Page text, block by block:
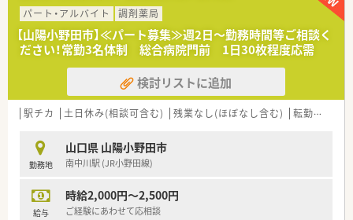
ん、子育て中の方やプライベートと両立してメリハリつけて働き
たい方にもおすすめの環境です。
＜研修制度・教育体制＞
■各段階別の研修システムや定期的なセミナー・専属接遇インス
トラクター指導による接客サービスの徹底を行っています。
■将来独立を考えている方への支援をするフランチャイズシス
テムを導入。勤続10年より相談可能です。
い描いている薬局をつくることが出来ます。
＜法人特徴＞
る安定経営の企業です。
山口県をはじめ34店舗を展開し、地域・社会貢献にも積極的に取
パート・アルバイト
調剤薬局
【山陽小野田市】≪パート募集≫週2日～勤務時間等ご相談く
ださい！常勤3名体制 総合病院門前 1日30枚程度応需
検討リストに追加
駅チカ 土日休み(相談可含む) 残業なし(ほぼなし含む) 転勤なし
勤務地
山口県 山陽小野田市
南中川駅 (JR小野田線)
給与
時給2,000円～2,500円
ご経験にあわせて応相談